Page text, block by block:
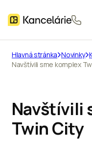
Hlavná stránka Novinky
Navštívili sme komplex
Navštívili
Twin City